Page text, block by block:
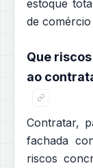
estoque
de comércio
Que
ao
Contratar,
fachada
riscos